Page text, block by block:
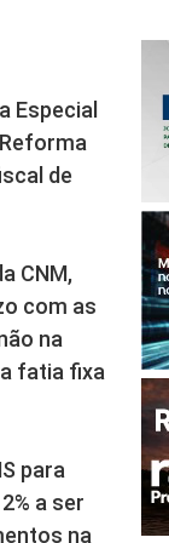
Especial
de
CNM,
com as
na
fatia fixa
para
a ser
na